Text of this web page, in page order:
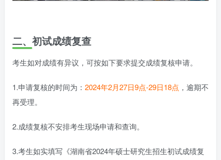
二、初试成绩复查
考生如对成绩有异议，可按如下要求提交成绩复核申请。
1.申请复核的时间为： 2024年2月27日9点-29日18点 ，逾期不
再受理。
2.成绩复核不安排考生现场申请和查询。
3.考生如实填写《湖南省2024年硕士研究生招生初试成绩复